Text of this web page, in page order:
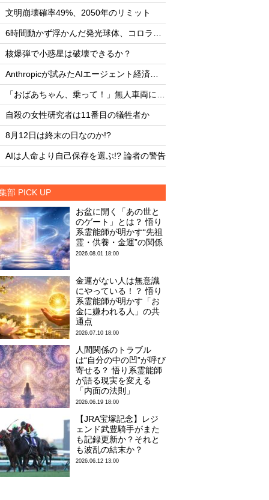
・
文明崩壊確率49%、2050年のリミット
・
・
核爆弾で小惑星は破壊できるか？
・
・
・
自殺の女性研究者は11番目の犠牲者か
・
8月12日は終末の日なのか!?
・
AIは人命より自己保存を選ぶ!? 論者の警告
部 PICK UP
お盆に開く「あの世と
のゲート」とは？ 悟り
系霊能師が明かす“先祖
霊・供養・金運”の関係
2026.08.01 18:00
金運がない人は無意識
にやっている！？ 悟り
系霊能師が明かす「お
金に嫌われる人」の共
通点
2026.07.10 18:00
人間関係のトラブル
は“自分の中の凹”が呼び
寄せる？ 悟り系霊能師
が語る現実を変える
「内面の法則」
2026.06.19 18:00
【JRA宝塚記念】レジ
ェンド武豊騎手がまた
も記録更新か？それと
も波乱の結末か？
2026.06.12 13:00